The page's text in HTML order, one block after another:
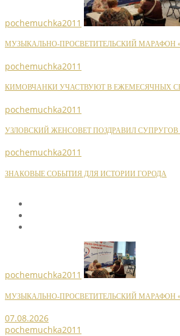
pochemuchka2011
МУЗЫКАЛЬНО-ПРОСВЕТИТЕЛЬСКИЙ МАРАФОН
pochemuchka2011
КИМОВЧАНКИ УЧАСТВУЮТ В ЕЖЕМЕСЯЧНЫХ
pochemuchka2011
УЗЛОВСКИЙ ЖЕНСОВЕТ ПОЗДРАВИЛ
pochemuchka2011
ЗНАКОВЫЕ СОБЫТИЯ ДЛЯ ИСТОРИИ ГОРОДА
pochemuchka2011
МУЗЫКАЛЬНО-ПРОСВЕТИТЕЛЬСКИЙ МАРАФОН
07.08.2026
pochemuchka2011